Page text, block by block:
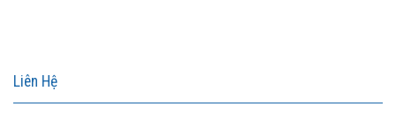
Liên Hệ